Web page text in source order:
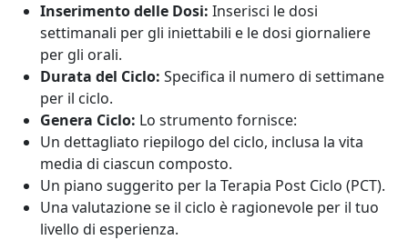
Inserimento delle Dosi: Inserisci le dosi
settimanali per gli iniettabili e le dosi giornaliere
per gli orali.
Durata del Ciclo: Specifica il numero di settimane
per il ciclo.
Genera Ciclo: Lo strumento fornisce:
Un dettagliato riepilogo del ciclo, inclusa la vita
media di ciascun composto.
Un piano suggerito per la Terapia Post Ciclo (PCT).
Una valutazione se il ciclo è ragionevole per il tuo
livello di esperienza.